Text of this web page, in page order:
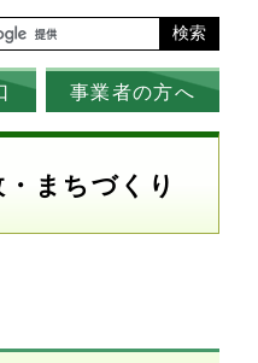
検索
事業者の方へ
・まちづくり